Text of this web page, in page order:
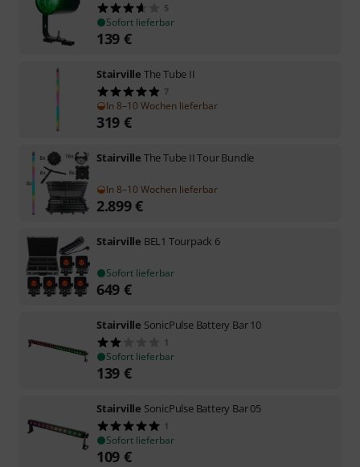
5
Sofort lieferbar
139 €
Stairville The Tube II
7
In 8–10 Wochen lieferbar
319 €
Stairville The Tube II Tour Bundle
In 8–10 Wochen lieferbar
2.899€
Stairville BEL1 Tourpack 6
Sofort lieferbar
649 €
Stairville SonicPulse Battery Bar 10
1
Sofort lieferbar
139 €
Stairville SonicPulse Battery Bar 05
1
Sofort lieferbar
109 €